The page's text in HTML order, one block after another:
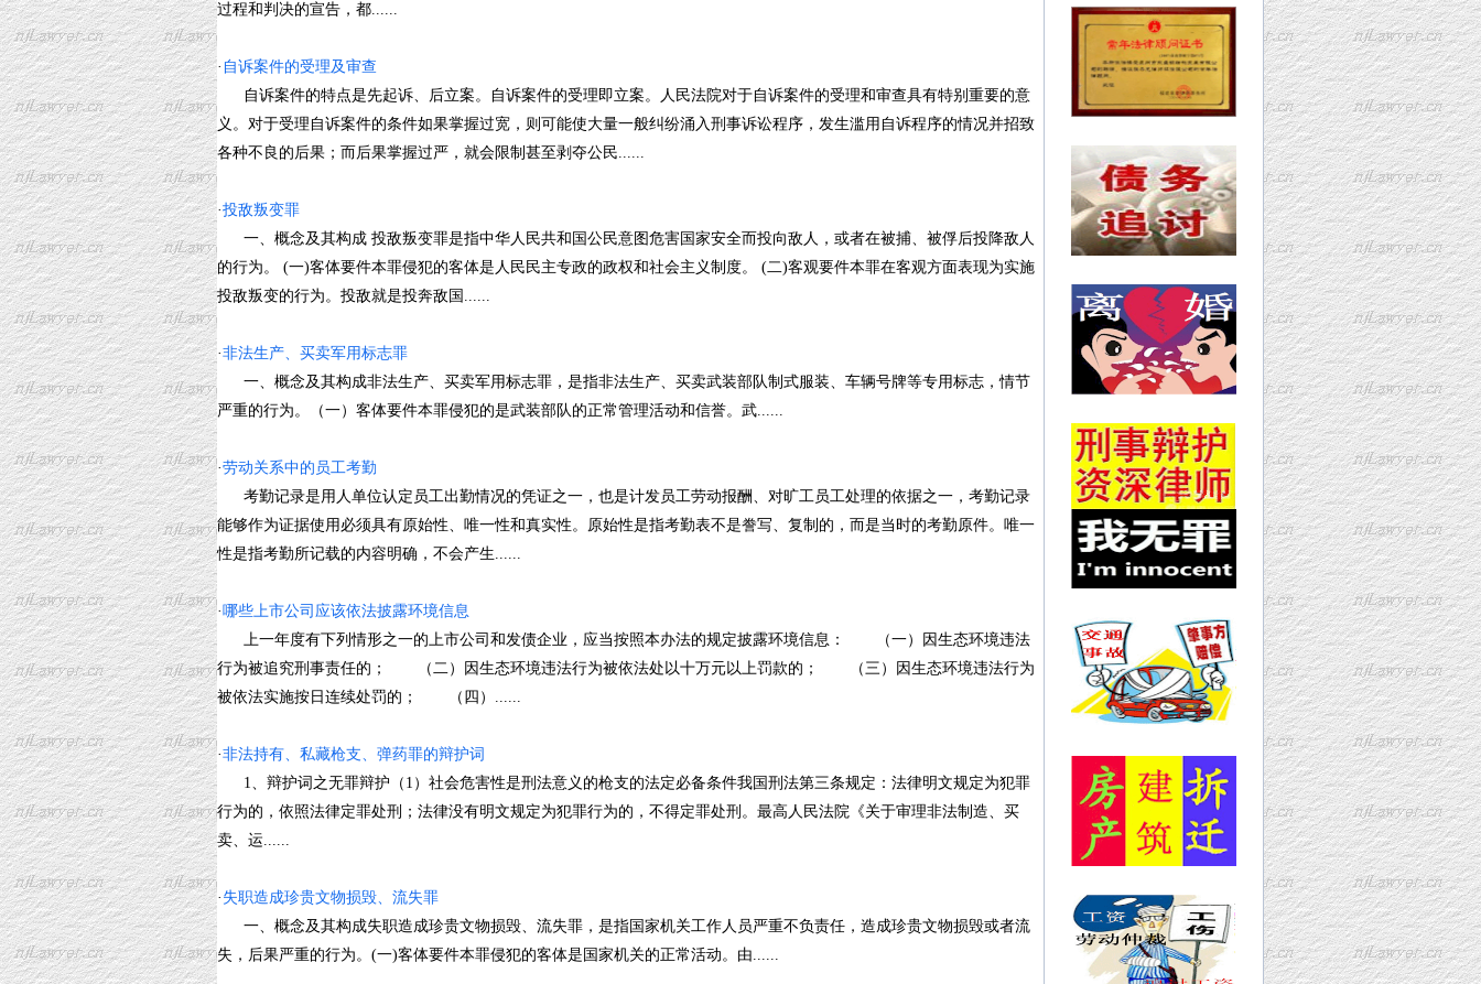
过程和判决的宣告，都......
· 自诉案件的受理及审查
自诉案件的特点是先起诉、后立案。自诉案件的受理即立案。人民法院对于自诉案件的受理和审查具有特别重要的意
义。对于受理自诉案件的条件如果掌握过宽，则可能使大量一般纠纷涌入刑事诉讼程序，发生滥用自诉程序的情况并招致
各种不良的后果；而后果掌握过严，就会限制甚至剥夺公民......
·投敌叛变罪
一、概念及其构成 投敌叛变罪是指中华人民共和国公民意图危害国家安全而投向敌人，或者在被捕、被俘后投降敌人
的行为。 (一)客体要件本罪侵犯的客体是人民民主专政的政权和社会主义制度。 (二)客观要件本罪在客观方面表现为实施
投敌叛变的行为。投敌就是投奔敌国......
·非法生产、买卖军用标志罪
一、概念及其构成非法生产、买卖军用标志罪，是指非法生产、买卖武装部队制式服装、车辆号牌等专用标志，情节
严重的行为。（一）客体要件本罪侵犯的是武装部队的正常管理活动和信誉。武......
·劳动关系中的员工考勤
考勤记录是用人单位认定员工出勤情况的凭证之一，也是计发员工劳动报酬、对旷工员工处理的依据之一，考勤记录
能够作为证据使用必须具有原始性、唯一性和真实性。原始性是指考勤表不是誊写、复制的，而是当时的考勤原件。唯一
性是指考勤所记载的内容明确，不会产生......
·哪些上市公司应该依法披露环境信息
上一年度有下列情形之一的上市公司和发债企业，应当按照本办法的规定披露环境信息： （一）因生态环境违法
行为被追究刑事责任的； （二）因生态环境违法行为被依法处以十万元以上罚款的； （三）因生态环境违法行为
被依法实施按日连续处罚的； （四）......
·非法持有、私藏枪支、弹药罪的辩护词
1、辩护词之无罪辩护（1）社会危害性是刑法意义的枪支的法定必备条件我国刑法第三条规定：法律明文规定为犯罪
行为的，依照法律定罪处刑；法律没有明文规定为犯罪行为的，不得定罪处刑。最高人民法院《关于审理非法制造、买
卖、运......
· 失职造成珍贵文物损毁、流失罪
一、概念及其构成失职造成珍贵文物损毁、流失罪，是指国家机关工作人员严重不负责任，造成珍贵文物损毁或者流
失，后果严重的行为。(一)客体要件本罪侵犯的客体是国家机关的正常活动。由......